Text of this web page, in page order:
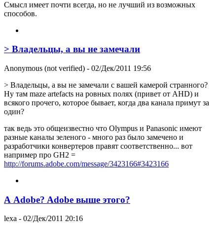
Смысл имеет почти всегда, но не лучший из возможных
способов.
> Владельцы, а вы не замечали
Anonymous (not verified) - 02/Дек/2011 19:56
> Владельцы, а вы не замечали с вашей камерой странного?
Ну там maze artefacts на ровных полях (привет от AHD) и
всякого прочего, которое бывает, когда два канала примут за
один?
так ведь это общеизвестно что Olympus и Panasonic имеют
разные каналы зеленого - много раз было замечено и
разработчики конвертеров правят соответственно... вот
например про GH2 =
http://forums.adobe.com/message/3423166#3423166
А Adobe? Adobe выше этого?
lexa - 02/Дек/2011 20:16